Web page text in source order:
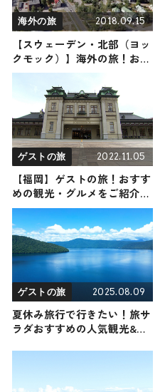
海外の旅 2018.09.15
【スウェーデン・北部（ヨッ
クモック）】海外の旅！おす
すめ観光スポットやグルメを
リポート
ゲストの旅 2022.11.05
【福岡】ゲストの旅！おすす
めの観光・グルメをご紹介
2022年11月5日放送
ゲストの旅 2025.08.09
夏休み旅行で行きたい！旅サ
ラダおすすめの人気観光&グ